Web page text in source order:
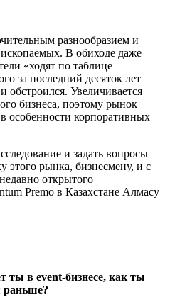
разнообразием и
В обиходе даже
«ходят по таблице
за последний десяток лет
обстроился. Увеличивается
бизнеса, поэтому рынок
особенности корпоративных
и задать вопросы
этого рынка, бизнесмену, и с
открытого
Premo в Казахстане Алмасу
ты в event-бизнесе, как ты
раньше?